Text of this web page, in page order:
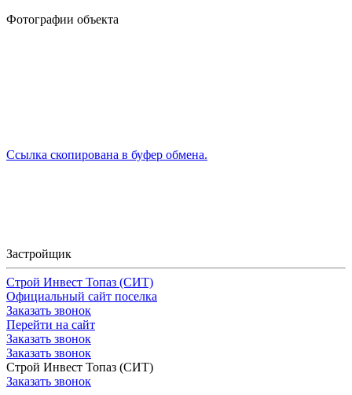
Фотографии объекта
Ссылка скопирована в буфер обмена.
Застройщик
Строй Инвест Топаз (СИТ)
Официальный сайт поселка
Заказать звонок
Перейти на сайт
Заказать звонок
Заказать звонок
Строй Инвест Топаз (СИТ)
Заказать звонок